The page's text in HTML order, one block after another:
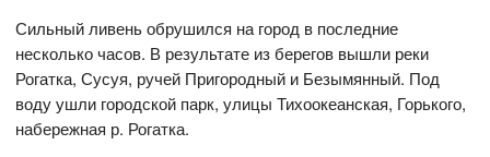
Сильный ливень обрушился на город в последние
несколько часов. В результате из берегов вышли реки
Рогатка, Сусуя, ручей Пригородный и Безымянный. Под
воду ушли городской парк, улицы Тихоокеанская, Горького,
набережная р. Рогатка.